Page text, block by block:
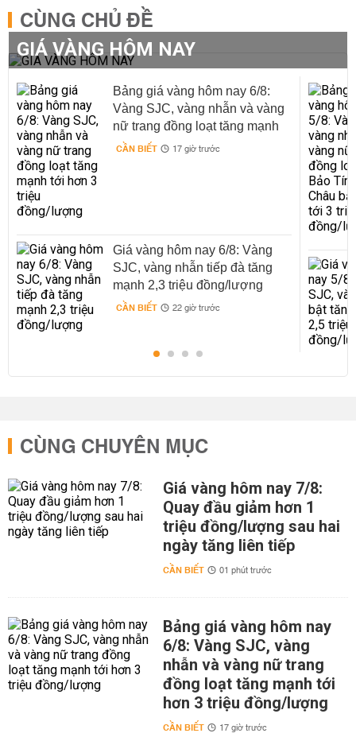
CÙNG CHỦ ĐỀ
GIÁ VÀNG HÔM NAY
Bảng giá vàng hôm nay 6/8:
Vàng SJC, vàng nhẫn và vàng
nữ trang đồng loạt tăng mạnh
tới hơn 3 triệu đồng/lượng
CẦN BIẾT 17 giờ trước
Giá vàng hôm nay 6/8: Vàng
SJC, vàng nhẫn tiếp đà tăng
mạnh 2,3 triệu đồng/lượng
CẦN BIẾT 22 giờ trước
CÙNG CHUYÊN MỤC
Giá vàng hôm nay 7/8:
Quay đầu giảm hơn 1
triệu đồng/lượng sau hai
ngày tăng liên tiếp
CẦN BIẾT 01 phút trước
Bảng giá vàng hôm nay
6/8: Vàng SJC, vàng
nhẫn và vàng nữ trang
đồng loạt tăng mạnh tới
hơn 3 triệu đồng/lượng
CẦN BIẾT 17 giờ trước